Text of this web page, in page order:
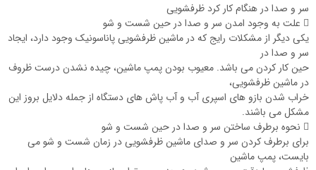
سر و صدا در هنگام کار کرد ظرفشویی
 علت به وجود امدن سر و صدا در حین شست و شو
یکی دیگر از مشکلات رایج که در ماشین ظرفشویی پاناسونیک وجود دارد، ایجاد
سر و صدا در
حین کار کردن می باشد. معیوب بودن پمپ ماشین، چیده نشدن درست ظروف
در ماشین ظرفشویی،
خراب شدن بازو های اسپری آب و آب پاش های دستگاه از جمله دلایل بروز این
مشکل می باشند.
 نحوه برطرف ساختن سر و صدا در حین شست و شو
برای برطرف کردن سر و صدای ماشین ظرفشویی در زمان شست و شو می
بایست، پمپ ماشین